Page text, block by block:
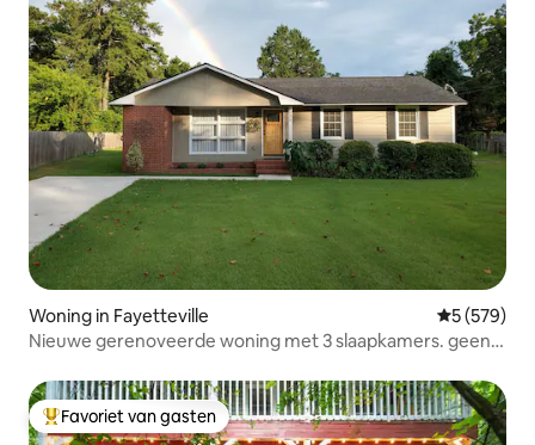
Woning in Fayetteville
5 (579)
Nieuwe gerenoveerde woning met 3 slaapkamers. geen
Topfavoriet van gasten
Favoriet van gasten